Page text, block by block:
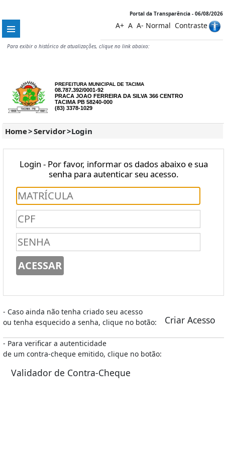
Portal da Transparência - 06/08/2026
A+ A A- Normal Contraste
Para exibir o histórico de atualizações, clique no link abaixo:
PREFEITURA MUNICIPAL DE TACIMA
08.787.392/0001-92
PRACA JOAO FERREIRA DA SILVA 366 CENTRO
TACIMA PB 58240-000
(83) 3378-1029
Home>Servidor>Login
Login - Por favor, informar os dados abaixo e sua
senha para autenticar seu acesso.
- Caso ainda não tenha criado seu acesso
ou tenha esquecido a senha, clique no botão:
Criar Acesso
- Para verificar a autenticidade
de um contra-cheque emitido, clique no botão:
Validador de Contra-Cheque